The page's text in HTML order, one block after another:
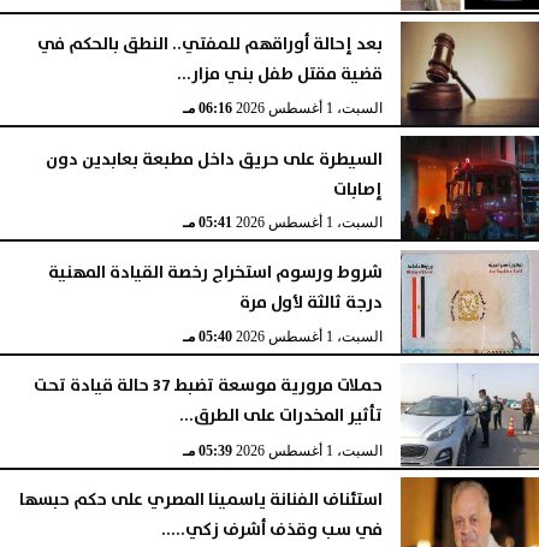
بعد إحالة أوراقهم للمفتي.. النطق بالحكم في
قضية مقتل طفل بني مزار...
السبت، 1 أغسطس 2026 06:16 مـ
السيطرة على حريق داخل مطبعة بعابدين دون
إصابات
السبت، 1 أغسطس 2026 05:41 مـ
شروط ورسوم استخراج رخصة القيادة المهنية
درجة ثالثة لأول مرة
السبت، 1 أغسطس 2026 05:40 مـ
حملات مرورية موسعة تضبط 37 حالة قيادة تحت
تأثير المخدرات على الطرق...
السبت، 1 أغسطس 2026 05:39 مـ
استئناف الفنانة ياسمينا المصري على حكم حبسها
في سب وقذف أشرف زكي.....